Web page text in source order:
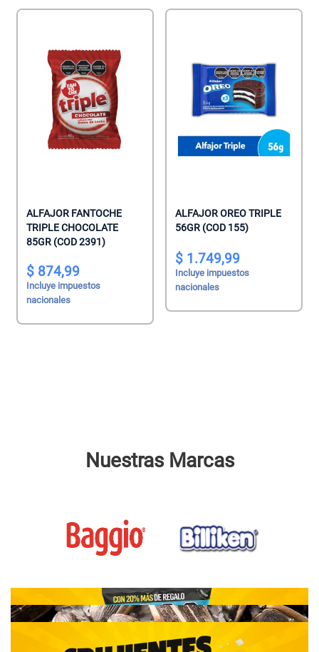
874,99
Incluye impuestos
nacionales
ALFAJOR FANTOCHE
TRIPLE CHOCOLATE
85GR (COD 2391)
1.749,99
Incluye impuestos
nacionales
ALFAJOR OREO TRIPLE
56GR (COD 155)
Nuestras Marcas